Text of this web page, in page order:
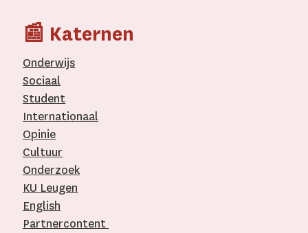
📰 Katernen
Onderwijs
Sociaal
Student
Internationaal­
Opinie
Cultuur
Onderzoek
KU Leugen
English
Partnercontent